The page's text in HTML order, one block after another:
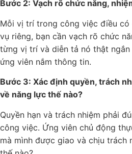
định rõ mục tiêu vị trí công việc
Bước 2: Vạch rõ chức năng,
Mỗi vị trí trong công việc điều có
nhiệm vụ riêng, bạn cần vạch rõ
để ứng viên nắm thông tin.
về năng lực thế nào?
Quyền hạn và trách nhiệm phải
công việc. Ứng viên chủ động